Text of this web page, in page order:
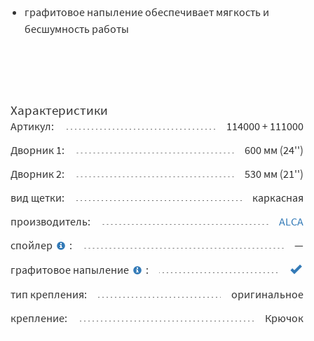
графитовое напыление обеспечивает мягкость и
бесшумность работы
Характеристики
Артикул:
114000 + 111000
Дворник 1:
600 мм (24'')
Дворник 2:
530 мм (21'')
вид щетки:
каркасная
производитель:
ALCA
спойлер
:
—
графитовое напыление
:
тип крепления:
оригинальное
крепление:
Крючок